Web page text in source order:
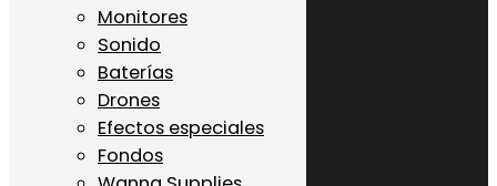
Monitores
Sonido
Baterías
Drones
Efectos especiales
Fondos